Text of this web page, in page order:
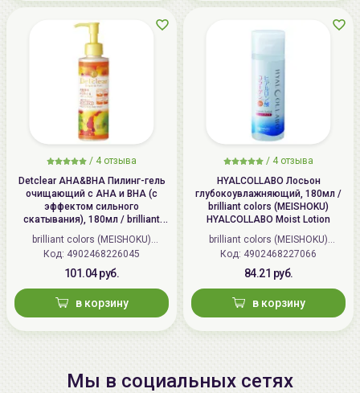
/ 4 отзыва
Detclear AHA&BHA Пилинг-гель
очищающий с AHA и BHA (с
эффектом сильного
скатывания), 180мл / brilliant
colors (MEISHOKU) Detclear
Bright&Peel AHA&BHA Fruits
Peeling Jelly
brilliant colors (MEISHOKU)
(Япония)
Код: 4902468226045
101.04 руб.
в корзину
/ 4 отзыва
HYALCOLLABO Лосьон
глубокоувлажняющий, 180мл /
brilliant colors (MEISHOKU)
HYALCOLLABO Moist Lotion
brilliant colors (MEISHOKU)
(Япония)
Код: 4902468227066
84.21 руб.
в корзину
Мы в социальных сетях